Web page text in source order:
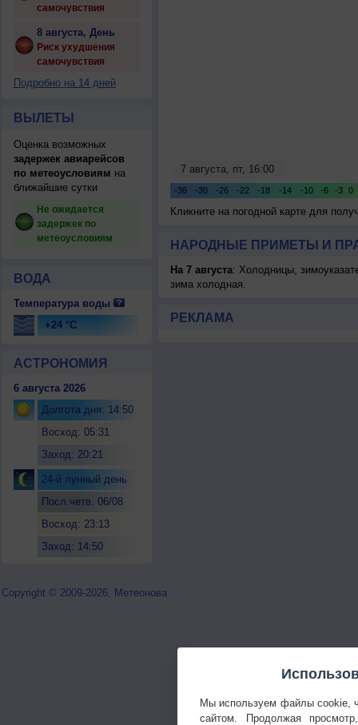
самочувствия
8 августа, День
Риск ухудшения
самочувствия
Подробно на 14 дней
ВЫЛЕТЫ
Оценка возможных
задержек авиарейсов
по метеоусловиям на
ближайшие сутки
Не ожидается
задержек по
метеоусловиям
ВОДА
Температура воды
+24 °C
АСТРОНОМИЯ
6 августа 2026
Долгота дня: 14:50
Восход: 05:31
Заход: 20:21
24-й лунный день
Посл.четв. 06/08
Восход: 23:13
Заход: 14:50
Кликните на погодной карте для
НАРОДНЫЕ ПРИМЕТЫ И
На 7 августа: Холодницы,
зима холодная.
РЕКЛАМА
Copyright © 2009-2026, Метеонова
Мы используем файлы cookie,
сайтом. Продолжая